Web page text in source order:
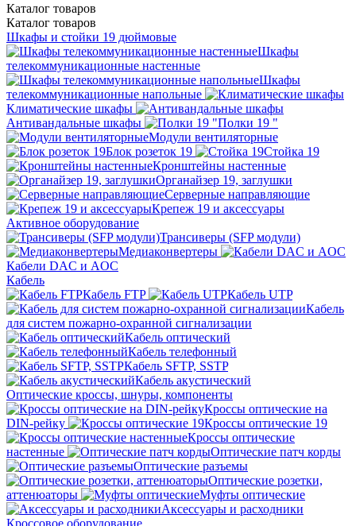
Каталог товаров
Каталог товаров
Шкафы и стойки 19 дюймовые
Шкафы
телекоммуникационные настенные
Шкафы
телекоммуникационные напольные
Климатические шкафы
Антивандальные шкафы
Полки 19 "
Модули вентиляторные
Блок розеток 19
Стойка 19
Кронштейны настенные
Органайзер 19, заглушки
Серверные направляющие
Крепеж 19 и аксессуары
Активное оборудование
Трансиверы (SFP модули)
Медиаконвертеры
Кабели DAC и AOC
Кабель
Кабель FTP
Кабель UTP
Кабель
для систем пожарно-охранной сигнализации
Кабель оптический
Кабель телефонный
Кабель SFTP, SSTP
Кабель акустический
Оптические кроссы, шнуры, компоненты
Кроссы оптические на
DIN-рейку
Кроссы оптические 19
Кроссы оптические
настенные
Оптические патч корды
Оптические разъемы
Оптические розетки,
аттенюаторы
Муфты оптические
Аксессуары и расходники
Кроссовое оборудование